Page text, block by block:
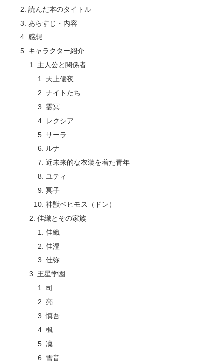
読んだ本のタイトル
あらすじ・内容
感想
キャラクター紹介
主人公と関係者
天上優夜
ナイトたち
霊冥
レクシア
サーラ
ルナ
近未来的な衣装を着た青年
ユティ
冥子
神獣ベヒモス（ドン）
佳織とその家族
佳織
佳澄
佳弥
王星学園
司
亮
慎吾
楓
凜
雪音